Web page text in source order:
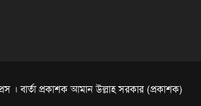
। বার্তা প্রকাশক আমান উল্লাহ সরকার (প্রকাশক)